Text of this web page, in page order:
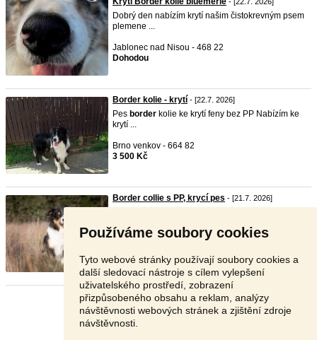
Používáme soubory cookies
Tyto webové stránky používají soubory cookies a
další sledovací nástroje s cílem vylepšení
uživatelského prostředí, zobrazení
přizpůsobeného obsahu a reklam, analýzy
návštěvnosti webových stránek a zjištění zdroje
návštěvnosti.
Dobrý den nabízím krytí našim čistokrevným psem
plemene ...
Jablonec nad Nisou - 468 22
Dohodou
Border kolie - krytí - [22.7. 2026]
Pes border kolie ke krytí feny bez PP Nabízím ke
krytí ...
Brno venkov - 664 82
3 500 Kč
Border collie s PP, krycí pes - [21.7. 2026]
2 000 Kč
Stránka: 1 2 3 Další